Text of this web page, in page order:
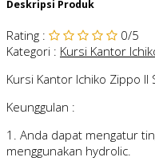
Deskripsi Produk
Rating : 0/5
Kategori : Kursi Kantor
Kursi Kantor Ichiko Zippo II
Keunggulan :
1. Anda dapat mengatur
menggunakan hydrolic.